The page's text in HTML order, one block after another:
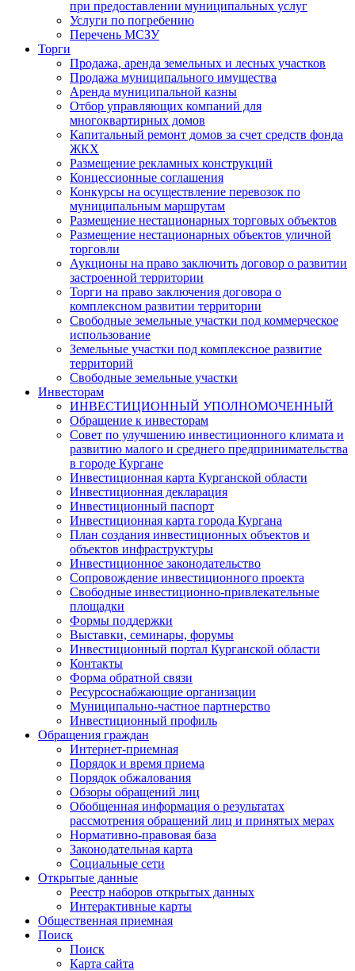
при предоставлении муниципальных услуг
Услуги по погребению
Перечень МСЗУ
Торги
Продажа, аренда земельных и лесных участков
Продажа муниципального имущества
Аренда муниципальной казны
Отбор управляющих компаний для
многоквартирных домов
Капитальный ремонт домов за счет средств фонда
ЖКХ
Размещение рекламных конструкций
Концессионные соглашения
Конкурсы на осуществление перевозок по
муниципальным маршрутам
Размещение нестационарных торговых объектов
Размещение нестационарных объектов уличной
торговли
Аукционы на право заключить договор о развитии
застроенной территории
Торги на право заключения договора о
комплексном развитии территории
Свободные земельные участки под коммерческое
использование
Земельные участки под комплексное развитие
территорий
Свободные земельные участки
Инвесторам
ИНВЕСТИЦИОННЫЙ УПОЛНОМОЧЕННЫЙ
Обращение к инвесторам
Совет по улучшению инвестиционного климата и
развитию малого и среднего предпринимательства
в городе Кургане
Инвестиционная карта Курганской области
Инвестиционная декларация
Инвестиционный паспорт
Инвестиционная карта города Кургана
План создания инвестиционных объектов и
объектов инфраструктуры
Инвестиционное законодательство
Сопровождение инвестиционного проекта
Свободные инвестиционно-привлекательные
площадки
Формы поддержки
Выставки, семинары, форумы
Инвестиционный портал Курганской области
Контакты
Форма обратной связи
Ресурсоснабжающие организации
Муниципально-частное партнерство
Инвестиционный профиль
Обращения граждан
Интернет-приемная
Порядок и время приема
Порядок обжалования
Обзоры обращений лиц
Обобщенная информация о результатах
рассмотрения обращений лиц и принятых мерах
Нормативно-правовая база
Законодательная карта
Социальные сети
Открытые данные
Реестр наборов открытых данных
Интерактивные карты
Общественная приемная
Поиск
Поиск
Карта сайта